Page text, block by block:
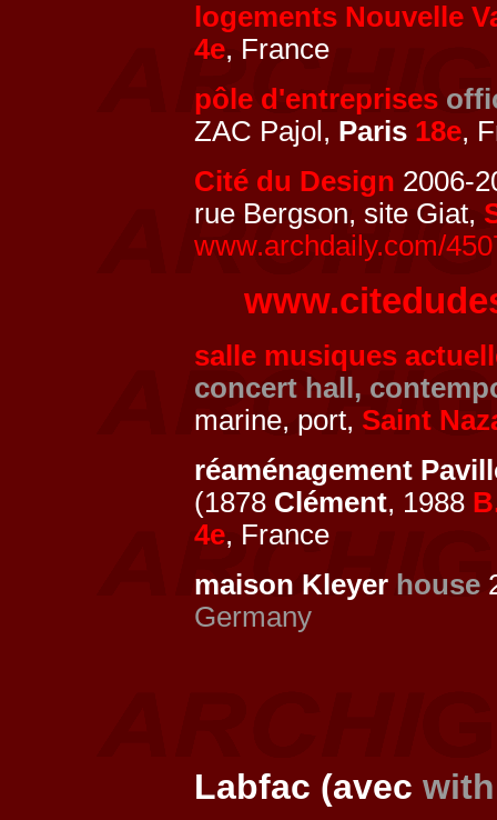
logements Nouvelle
4e, France
pôle d'entreprises
ZAC Pajol, Paris 18e,
Cité du Design 2006-
rue Bergson, site Giat,
www.archdaily.com/
salle musiques
concert hall,
marine, port, Saint
réaménagement
(1878 Clément, 1988
4e, France
maison Kleyer house
Germany
Labfac (avec with